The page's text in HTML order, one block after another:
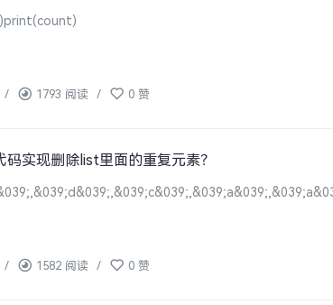
/ 1793 阅读 / 0 赞
实现删除list里面的重复元素？
/ 1582 阅读 / 0 赞